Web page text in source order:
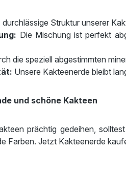
durchlässige Struktur unserer
Die Mischung ist perfekt
die speziell abgestimmten
Unsere Kakteenerde bleibt
und schöne Kakteen
prächtig gedeihen,
Farben. Jetzt Kakteenerde